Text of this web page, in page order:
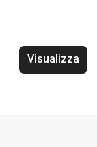
Visualizza